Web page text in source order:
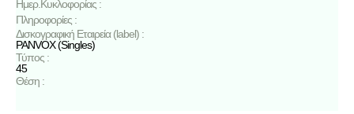
Ημερ.Κυκλοφορίας :
Πληροφορίες :
Δισκογραφική Εταιρεία (label) :
PANVOX (Singles)
Τύπος :
45
Θέση :